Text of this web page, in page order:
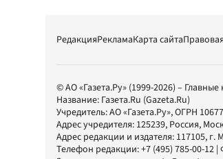
РедакцияРекламаКарта сайта
© АО «Газета.Ру» (1999-2026) – Главные
Название: Газета.Ru (Gazeta.Ru)
Учредитель:АО «Газета.Ру», ОГРН
Адрес учредителя: 125239, Россия,
Адрес редакции и издателя: 117105, г.
Телефон редакции:+7 (495) 785-00-12 |